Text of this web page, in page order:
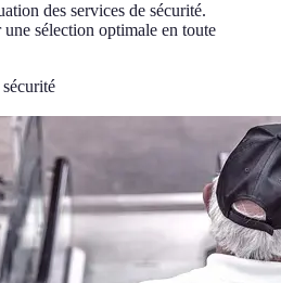
des services de sécurité.
sélection optimale en toute